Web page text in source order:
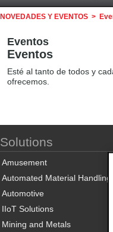
NOVEDADES Y EVENTOS >
Eventos
Eventos
Esté al tanto de todos y
ofrecemos.
Solutions
Amusement
Automated Material Handling
Automotive
IIoT Solutions
Mining and Metals